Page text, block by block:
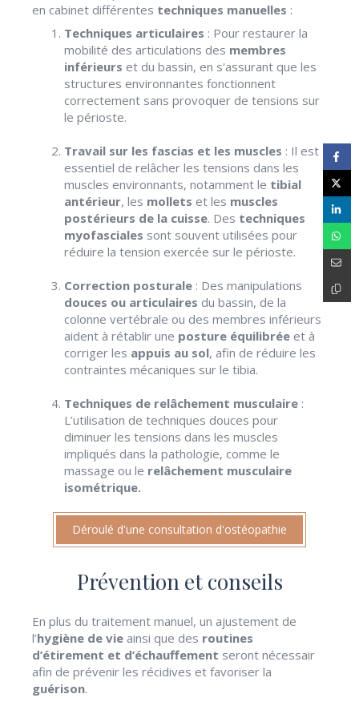
en cabinet différentes techniques manuelles :
Techniques articulaires : Pour restaurer la
mobilité des articulations des membres
inférieurs et du bassin, en s'assurant que les
structures environnantes fonctionnent
correctement sans provoquer de tensions sur
le périoste.
Travail sur les fascias et les muscles : Il est
essentiel de relâcher les tensions dans les
muscles environnants, notamment le tibial
antérieur, les mollets et les muscles
postérieurs de la cuisse. Des techniques
myofasciales sont souvent utilisées pour
réduire la tension exercée sur le périoste.
Correction posturale : Des manipulations
douces ou articulaires du bassin, de la
colonne vertébrale ou des membres inférieurs
aident à rétablir une posture équilibrée et à
corriger les appuis au sol, afin de réduire les
contraintes mécaniques sur le tibia.
Techniques de relâchement musculaire :
L’utilisation de techniques douces pour
diminuer les tensions dans les muscles
impliqués dans la pathologie, comme le
massage ou le relâchement musculaire
isométrique.
Déroulé d'une consultation d'ostéopathie
Prévention et conseils
En plus du traitement manuel, un ajustement de
l’hygiène de vie ainsi que des routines
d’étirement et d’échauffement seront nécessair
afin de prévenir les récidives et favoriser la
guérison.